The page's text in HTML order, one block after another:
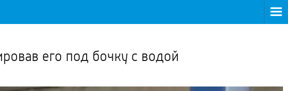
его под бочку с водой